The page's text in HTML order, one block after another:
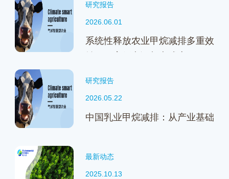
研究报告
2026.06.01
系统性释放农业甲烷减排多重效
研究报告
2026.05.22
中国乳业甲烷减排：从产业基础
最新动态
2025.10.13